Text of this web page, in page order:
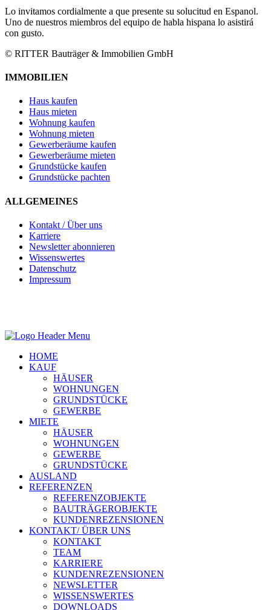
Lo invitamos cordialmente a que presente su solucitud en Espanol.
Uno de nuestros miembros del equipo de habla hispana lo asistirá
con gusto.
© RITTER Bauträger & Immobilien GmbH
IMMOBILIEN
Haus kaufen
Haus mieten
Wohnung kaufen
Wohnung mieten
Gewerberäume kaufen
Gewerberäume mieten
Grundstücke kaufen
Grundstücke pachten
ALLGEMEINES
Kontakt / Über uns
Karriere
Newsletter abonnieren
Wissenswertes
Datenschutz
Impressum
HOME
KAUF
HÄUSER
WOHNUNGEN
GRUNDSTÜCKE
GEWERBE
MIETE
HÄUSER
WOHNUNGEN
GEWERBE
GRUNDSTÜCKE
AUSLAND
REFERENZEN
REFERENZOBJEKTE
BAUTRÄGEROBJEKTE
KUNDENREZENSIONEN
KONTAKT/ ÜBER UNS
KONTAKT
TEAM
KARRIERE
KUNDENREZENSIONEN
NEWSLETTER
WISSENSWERTES
DOWNLOADS